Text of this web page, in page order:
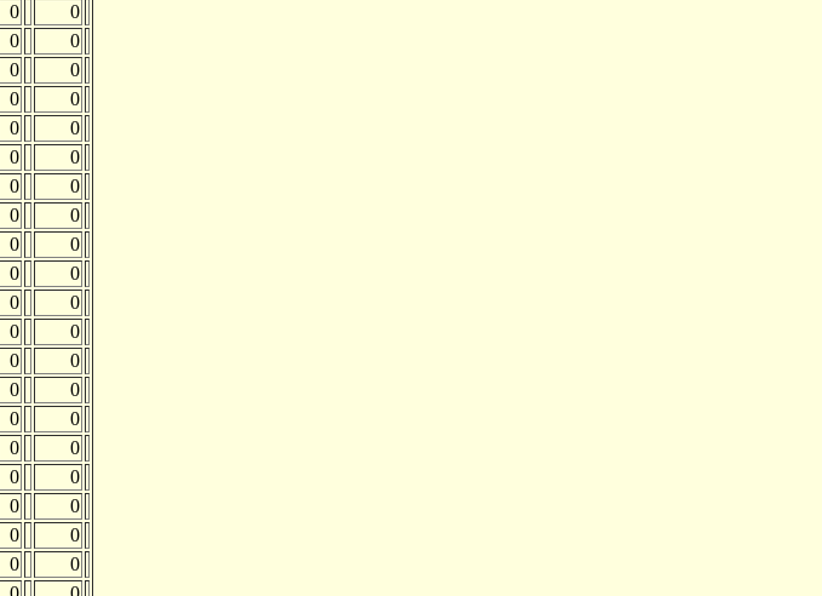
0
0
0
0
0
0
0
0
0
0
0
0
0
0
0
0
0
0
0
0
0
0
0
0
0
0
0
0
0
0
0
0
0
0
0
0
0
0
0
0